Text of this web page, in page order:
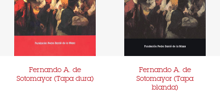
Fernando A. de
Sotomayor (Tapa dura)
Fernando A. de
Sotomayor (Tapa
blanda)